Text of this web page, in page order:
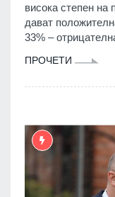
висока степен на
дават
33% –
ПРОЧЕТИ